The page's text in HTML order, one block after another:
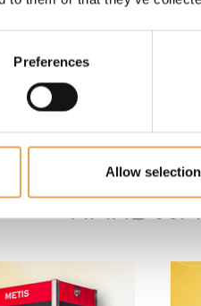
Preferences
Allow selection